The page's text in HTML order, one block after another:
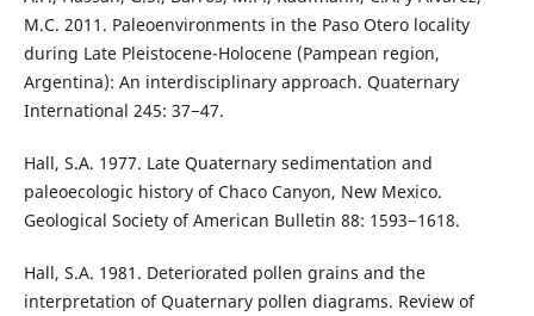
M.C. 2011. Paleoenvironments in the Paso Otero locality
during Late Pleistocene-Holocene (Pampean region,
Argentina): An interdisciplinary approach. Quaternary
International 245: 37−47.
Hall, S.A. 1977. Late Quaternary sedimentation and
paleoecologic history of Chaco Canyon, New Mexico.
Geological Society of American Bulletin 88: 1593−1618.
Hall, S.A. 1981. Deteriorated pollen grains and the
interpretation of Quaternary pollen diagrams. Review of